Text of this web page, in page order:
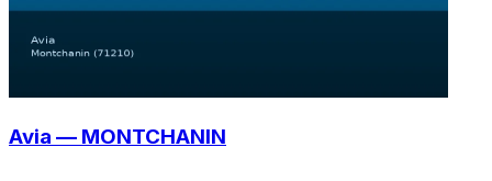
Avia — MONTCHANIN